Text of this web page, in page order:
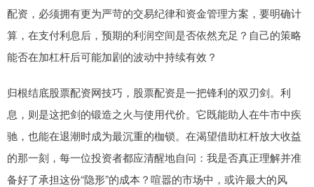
配资，必须拥有更为严苛的交易纪律和资金管理方案，要明确计
算，在支付利息后，预期的利润空间是否依然充足？自己的策略
能否在加杠杆后可能加剧的波动中持续有效？
归根结底股票配资网技巧，股票配资是一把锋利的双刃剑。利
息，则是这把剑的锻造之火与使用代价。它既能助人在牛市中疾
驰，也能在退潮时成为最沉重的枷锁。在渴望借助杠杆放大收益
的那一刻，每一位投资者都应清醒地自问：我是否真正理解并准
备好了承担这份“隐形”的成本？喧嚣的市场中，或许最大的风